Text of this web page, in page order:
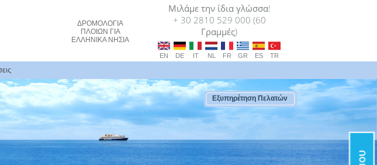
ΔΡΟΜΟΛΟΓΙΑ
ΠΛΟΙΩΝ ΓΙΑ
ΕΛΛΗΝΙΚΑ ΝΗΣΙΑ
Μιλάμε την ίδια γλώσσα!
+ 30 2810 529 000 (60
Γραμμές)
EN DE IT NL FR GR ES TR
Εξυπηρέτηση Πελατών